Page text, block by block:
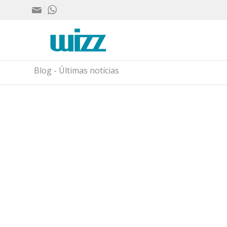
Blog - Últimas notícias